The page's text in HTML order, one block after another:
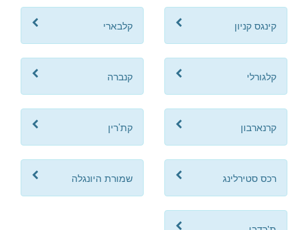
קינגס קניון קלבארי
קלגורלי קנברה
קרנארבון קת’רין
רכס סטירלינג שמורת היונגלה